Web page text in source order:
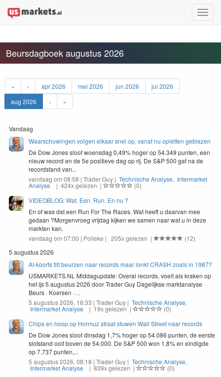
Toggle
Beursdagboek augustus 2026
« ‹ apr 2026 mei 2026 jun 2026
jul 2026
aug 2026
› »
Vandaag
Waarschuwingen volgen elkaar snel op, vanaf nu opletten geblazen
De Dow Jones sloot woensdag 0,49% hoger op 54.349 punten, een
nieuw record en de 5e positieve dag op rij. De S&P 500 gaf na de
recordstand van...
vandaag om 08:58 | Trader Guy | Technische Analyse, Intermarket
Analyse| 424x gelezen |
(0)
VIDEOBLOG: Wat. Een. Run. En nu ?
En of was dat een Run For The Races. Wat heeft u daar­van mee
gedaan ?Mor­gen­vroeg vri­jdag kijken we samen naar wat u in deze
mark­ten kan.
vandaag om 07:00 | Polleke | 205x gelezen |
(12)
5 augustus 2026
AI-koorts tilt beurzen naar records maar lonkt CRASH zoals in 1987?
USMAR​KETS​.NL Mid­dagup­date: Over­al records, voelt als krak­en op
het ijs5 augus­tus2026 door Trad­er Guy Dagelijkse mark­t­analyse ·
Beurs · Koersen ·…
5 augustus 2026, 16:33 | Trader Guy | Technische Analyse,
Intermarket Analyse | 19x gelezen |
(0)
Chips en hoop op Hormuz straat stuwen Wall Street naar records
De Dow Jones sloot dinsdag 1,7% hoger op 54.086 punten, de eerste
slotstand ooit boven de 54.000. De S&P 500 won 1,8% en eindigde
op 7.737 punten,...
5 augustus 2026, 08:18 | Trader Guy | Technische Analyse,
Intermarket Analyse | 839x gelezen |
(0)